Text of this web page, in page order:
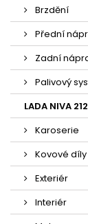
Brzdění
Přední
Zadní
Palivový
LADA NIVA
Karoserie
Kovové
Exteriér
Interiér